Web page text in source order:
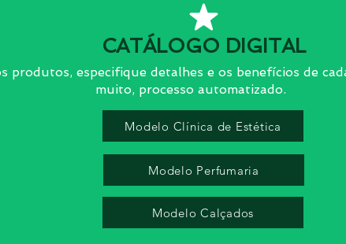
CATÁLOGO DIGITAL
produtos, especifique detalhes e os benefícios de
muito, processo automatizado.
Modelo Clínica de Estética
Modelo Perfumaria
Modelo Calçados